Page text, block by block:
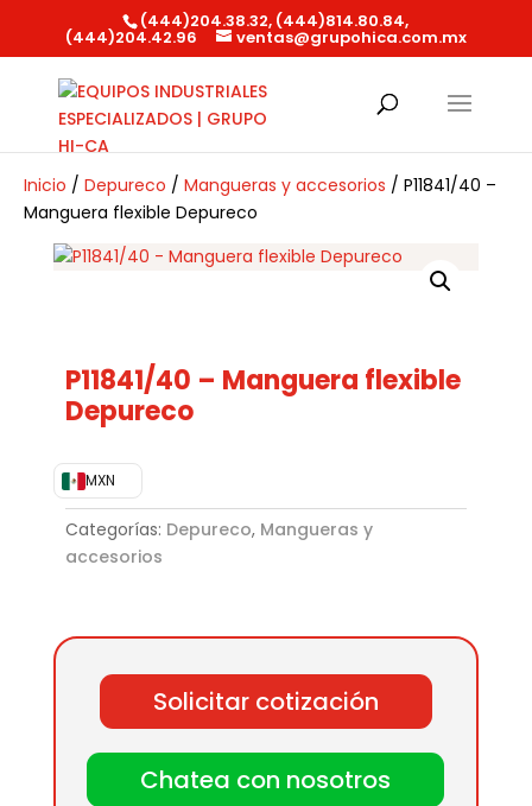
(444)204.38.32, (444)814.80.84,
(444)204.42.96 ventas@grupohica.com.mx
Inicio / Depureco / Mangueras y accesorios / P11841/40 –
Manguera flexible Depureco
P11841/40 – Manguera flexible
Depureco
MXN
Categorías: Depureco, Mangueras y
accesorios
Solicitar cotización
Chatea con nosotros